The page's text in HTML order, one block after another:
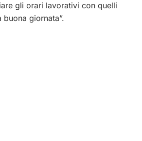
gli orari lavorativi con quelli
giornata”.